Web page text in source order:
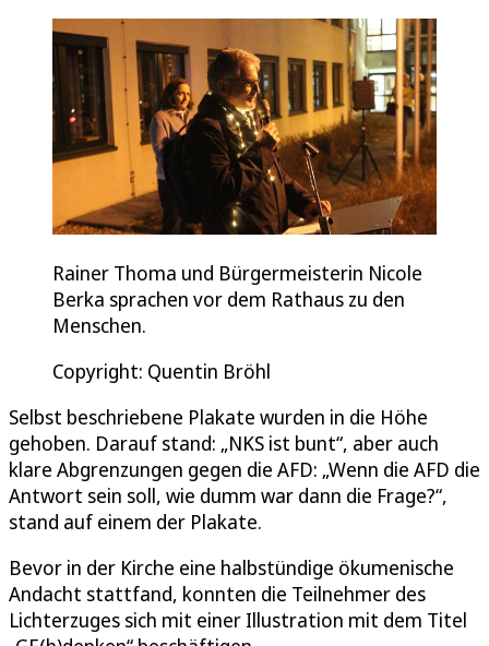
Rainer Thoma und Bürgermeisterin Nicole
Berka sprachen vor dem Rathaus zu den
Menschen.
Copyright: Quentin Bröhl
Selbst beschriebene Plakate wurden in die Höhe
gehoben. Darauf stand: „NKS ist bunt“, aber auch
klare Abgrenzungen gegen die AFD: „Wenn die AFD die
Antwort sein soll, wie dumm war dann die Frage?“,
stand auf einem der Plakate.
Bevor in der Kirche eine halbstündige ökumenische
Andacht stattfand, konnten die Teilnehmer des
Lichterzuges sich mit einer Illustration mit dem Titel